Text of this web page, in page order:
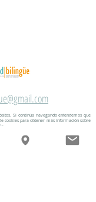
Si continúa navegando entendemos que
cookies para obtener más información sobre
Política de Privacidad